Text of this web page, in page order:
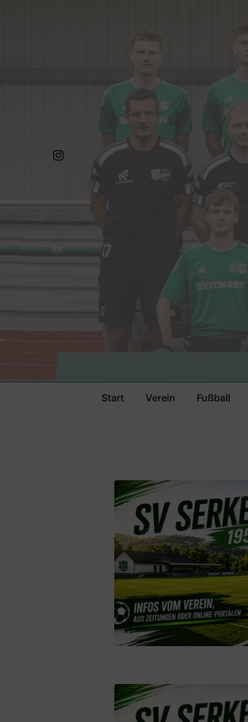
Start Verein
Vereinsheim
Geschichte
Sponsoren
Presse
Schiedsrichter
Mitgliedschaft
Fußball
Senioren II